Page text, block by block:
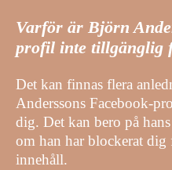
Varför är Björn
profil inte tillgänglig
Det kan finnas flera
Anderssons Facebook-
dig. Det kan bero på
om han har blockerat dig
innehåll.